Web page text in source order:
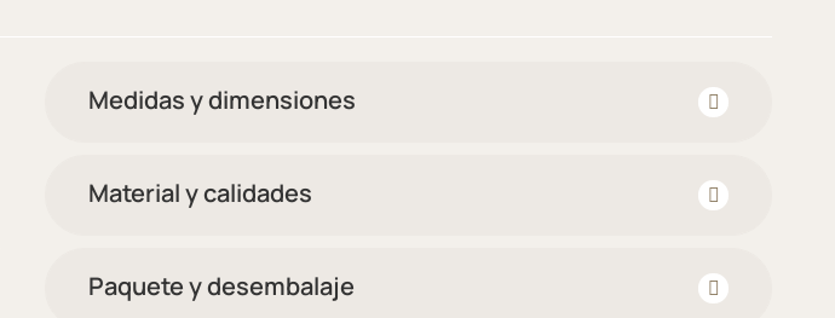
Medidas y dimensiones
Material y calidades
Paquete y desembalaje